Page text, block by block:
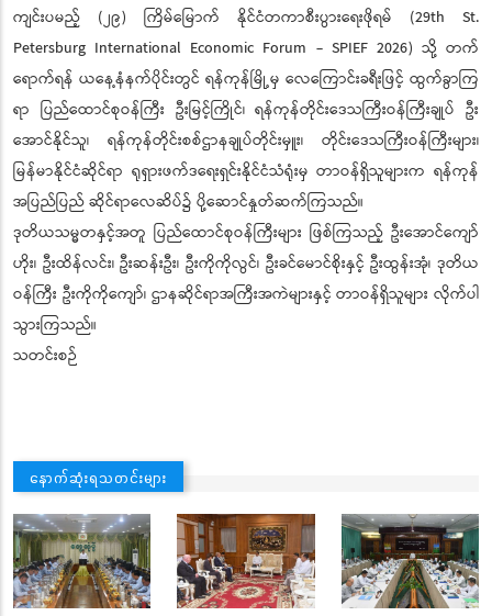
ကျင်းပမည့် (၂၉) ကြိမ်မြောက် နိုင်ငံတကာစီးပွားရေးဖိုရမ် (29th St.
Petersburg International Economic Forum - SPIEF 2026) သို့ တက်
ရောက်ရန် ယနေ့နံနက်ပိုင်းတွင် ရန်ကုန်မြို့မှ လေကြောင်းခရီးဖြင့် ထွက်ခွာကြ
ရာ ပြည်ထောင်စုဝန်ကြီး ဦးမြင့်ကြိုင်၊ ရန်ကုန်တိုင်းဒေသကြီးဝန်ကြီးချုပ် ဦး
အောင်နိုင်သူ၊ ရန်ကုန်တိုင်းစစ်ဌာနချုပ်တိုင်းမှူး၊ တိုင်းဒေသကြီးဝန်ကြီးများ၊
မြန်မာနိုင်ငံဆိုင်ရာ ရုရှားဖက်ဒရေးရှင်းနိုင်ငံသံရုံးမှ တာဝန်ရှိသူများက ရန်ကုန်
အပြည်ပြည် ဆိုင်ရာလေဆိပ်၌ ပို့ဆောင်နှုတ်ဆက်ကြသည်။
ဒုတိယသမ္မတနှင့်အတူ ပြည်ထောင်စုဝန်ကြီးများ ဖြစ်ကြသည့် ဦးအောင်ကျော်
ဟိုး၊ ဦးထိန်လင်း၊ ဦးဆန်းဦး၊ ဦးကိုကိုလွင်၊ ဦးခင်မောင်စိုးနှင့် ဦးထွန်းအုံ၊ ဒုတိယ
ဝန်ကြီး ဦးကိုကိုကျော်၊ ဌာနဆိုင်ရာအကြီးအကဲများနှင့် တာဝန်ရှိသူများ လိုက်ပါ
သွားကြသည်။
သတင်းစဉ်
နောက်ဆုံးရသတင်းများ